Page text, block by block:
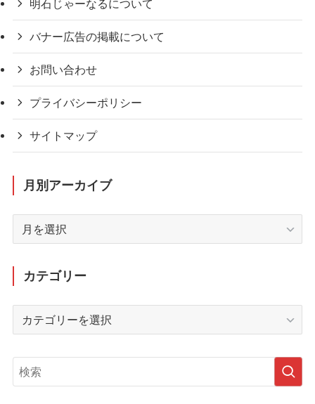
明石じゃーなるについて
バナー広告の掲載について
お問い合わせ
プライバシーポリシー
サイトマップ
月別アーカイブ
イ
ブ
カテゴリー
リ
ー